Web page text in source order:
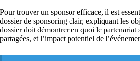
Pour trouver un sponsor efficace, il est
dossier de sponsoring clair, expliquant les
dossier doit démontrer en quoi le partenariat
partagées, et l’impact potentiel de